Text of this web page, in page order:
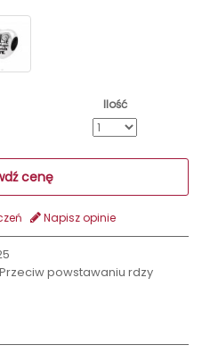
Ilość
cenę
Napisz opinie
powstawaniu rdzy